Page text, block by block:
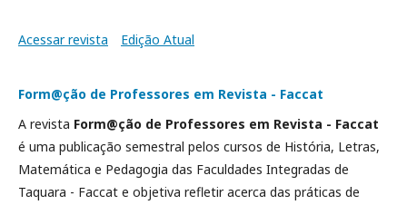
Acessar revista Edição Atual
Form@ção de Professores em Revista - Faccat
A revista Form@ção de Professores em Revista - Faccat
é uma publicação semestral pelos cursos de História, Letras,
Matemática e Pedagogia das Faculdades Integradas de
Taquara - Faccat e objetiva refletir acerca das práticas de